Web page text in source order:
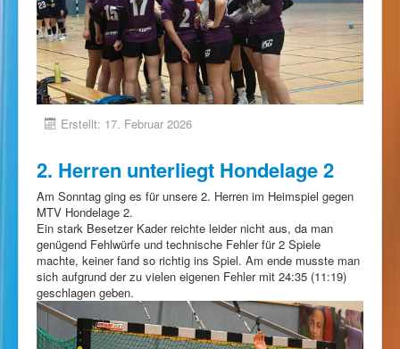
Erstellt: 17. Februar 2026
2. Herren unterliegt Hondelage 2
Am Sonntag ging es für unsere 2. Herren im Heimspiel gegen
MTV Hondelage 2.
Ein stark Besetzer Kader reichte leider nicht aus, da man
genügend Fehlwürfe und technische Fehler für 2 Spiele
machte, keiner fand so richtig ins Spiel. Am ende musste man
sich aufgrund der zu vielen eigenen Fehler mit 24:35 (11:19)
geschlagen geben.